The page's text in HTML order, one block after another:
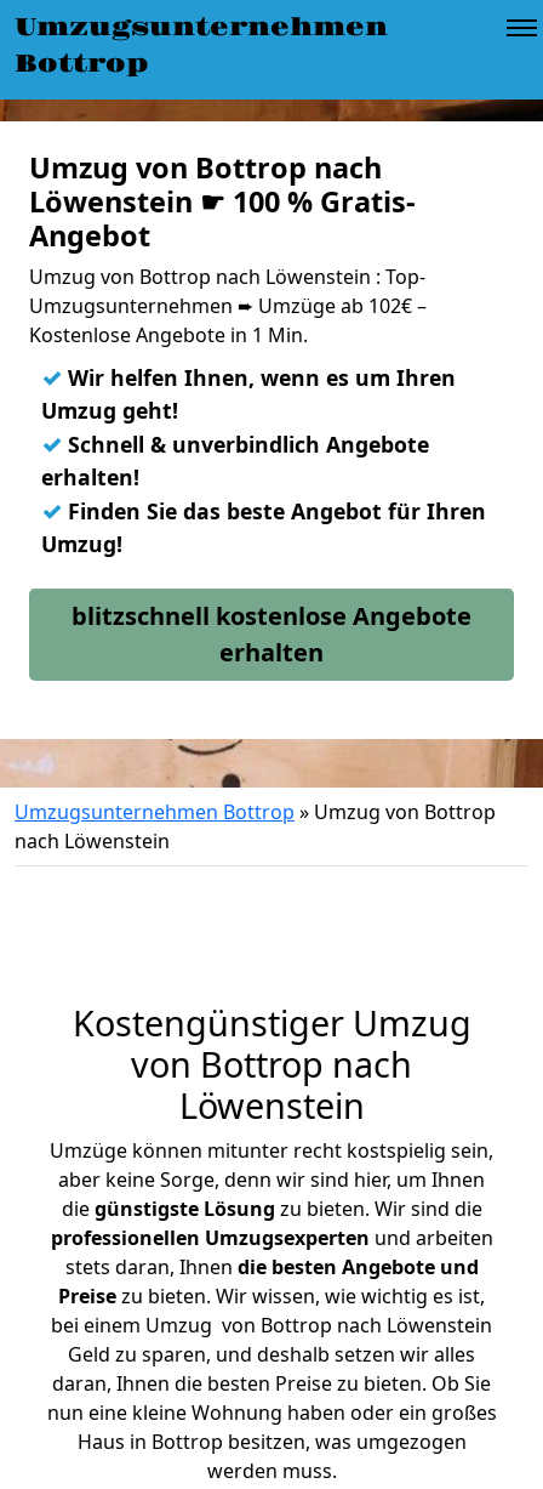
Umzugsunternehmen
Bottrop
Umzug von Bottrop nach
Löwenstein ☛ 100 % Gratis-
Angebot
Umzug von Bottrop nach Löwenstein : Top-
Umzugsunternehmen ➨ Umzüge ab 102€ –
Kostenlose Angebote in 1 Min.
✓ Wir helfen Ihnen, wenn es um Ihren
Umzug geht!
✓ Schnell & unverbindlich Angebote
erhalten!
✓ Finden Sie das beste Angebot für Ihren
Umzug!
blitzschnell kostenlose Angebote
erhalten
Umzugsunternehmen Bottrop » Umzug von Bottrop
nach Löwenstein
Kostengünstiger Umzug
von Bottrop nach
Löwenstein
Umzüge können mitunter recht kostspielig sein,
aber keine Sorge, denn wir sind hier, um Ihnen
diegünstigste Lösung zu bieten. Wir sind die
professionellen Umzugsexperten und arbeiten
stets daran, Ihnen die besten Angebote und
Preisezu bieten. Wir wissen, wie wichtig es ist,
bei einem Umzug von Bottrop nach Löwenstein
Geld zu sparen, und deshalb setzen wir alles
daran, Ihnen die besten Preise zu bieten. Ob Sie
nun eine kleine Wohnung haben oder ein großes
Haus in Bottrop besitzen, was umgezogen
werden muss.